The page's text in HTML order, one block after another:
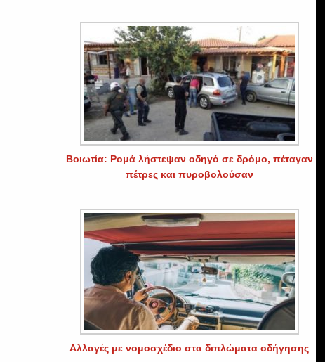
Βοιωτία: Ρομά λήστεψαν οδηγό σε δρόμο, πέταγαν
πέτρες και πυροβολούσαν
Αλλαγές με νομοσχέδιο στα διπλώματα οδήγησης